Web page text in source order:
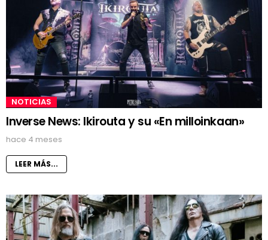
NOTICIAS
Inverse News: Ikirouta y su «En milloinkaan»
hace 4 meses
LEER MÁS...